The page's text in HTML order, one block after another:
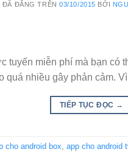
ĐÃ ĐĂNG TRÊN03/10/2015 BỞI
tuyến miễn phí mà bạn có
quá nhiều gây phản cảm.
TIẾP TỤC ĐỌC →
cho android box app cho android